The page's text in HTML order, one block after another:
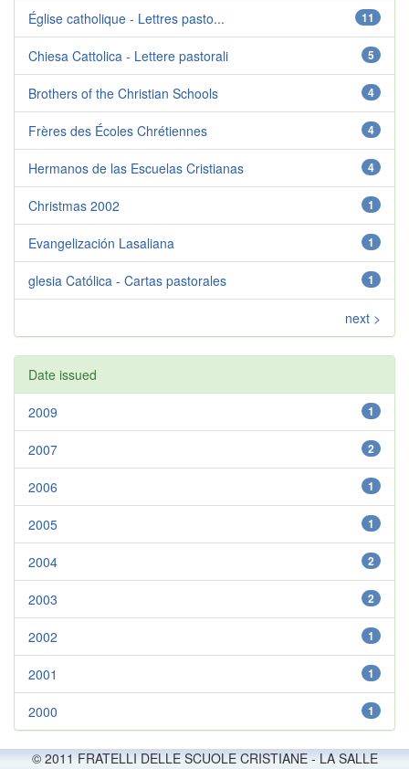
11
Église catholique - Lettres pasto...
5
Chiesa Cattolica - Lettere pastorali
4
Brothers of the Christian Schools
4
Frères des Écoles Chrétiennes
4
Hermanos de las Escuelas Cristianas
1
Christmas 2002
1
Evangelización Lasaliana
1
glesia Católica - Cartas pastorales
next >
Date issued
1
2009
2
2007
1
2006
1
2005
2
2004
2
2003
1
2002
1
2001
1
2000
© 2011 FRATELLI DELLE SCUOLE CRISTIANE - LA SALLE